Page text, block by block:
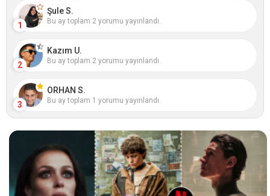
1
Şule S.
Bu ay toplam 2 yorumu yayınlandı.
2
Kazım U.
Bu ay toplam 2 yorumu yayınlandı.
3
ORHAN S.
Bu ay toplam 1 yorumu yayınlandı.